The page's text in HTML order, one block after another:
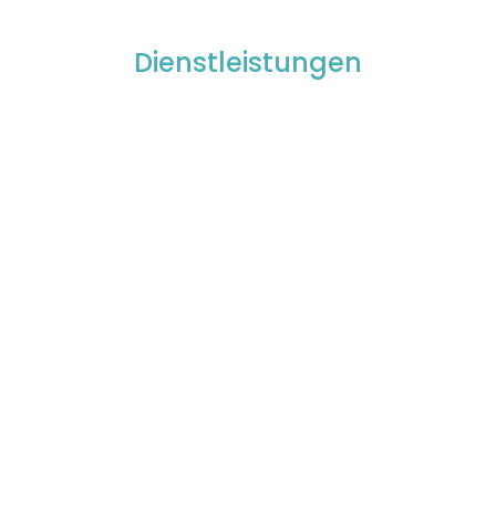
Dienstleistungen